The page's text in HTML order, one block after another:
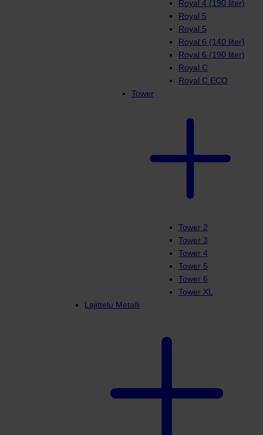
Royal 4 (190 liter)
Royal 5
Royal 5
Royal 6 (140 liter)
Royal 6 (190 liter)
Royal C
Royal C ECO
Tower
Tower 2
Tower 3
Tower 4
Tower 5
Tower 6
Tower XL
Lajittelu Metalli